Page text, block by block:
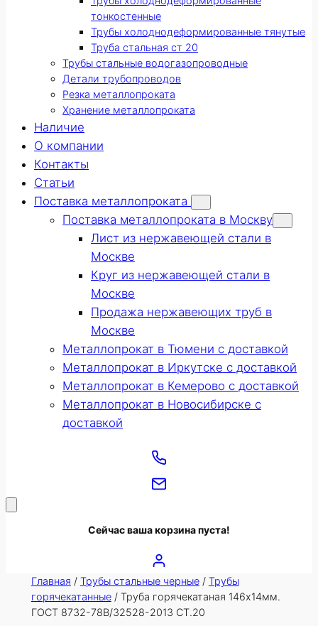
тонкостенные
Трубы холоднодеформированные тянутые
Труба стальная ст 20
Трубы стальные водогазопроводные
Детали трубопроводов
Резка металлопроката
Хранение металлопроката
Наличие
О компании
Контакты
Статьи
Поставка металлопроката
Поставка металлопроката в Москву
Лист из нержавеющей стали в
Москве
Круг из нержавеющей стали в
Москве
Продажа нержавеющих труб в
Москве
Металлопрокат в Тюмени с доставкой
Металлопрокат в Иркутске с доставкой
Металлопрокат в Кемерово с доставкой
Металлопрокат в Новосибирске с
доставкой
Сейчас ваша корзина пуста!
Главная / Трубы стальные черные/ Трубы
горячекатанные/ Труба горячекатаная 146х14мм.
ГОСТ 8732-78В/32528-2013 СТ.20